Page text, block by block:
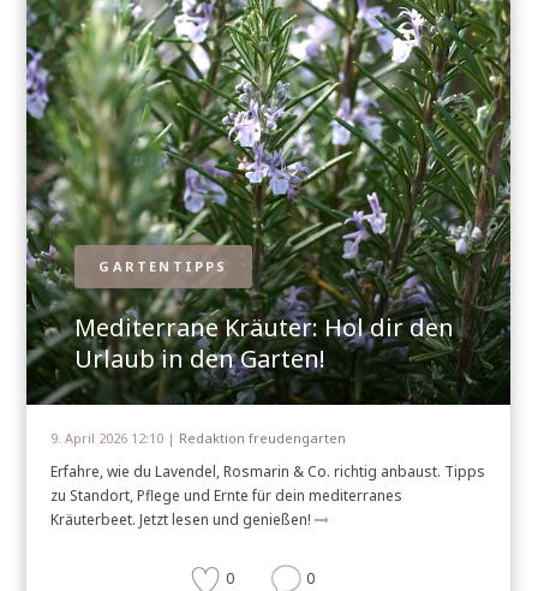
GARTENTIPPS
Mediterrane Kräuter: Hol dir den
Urlaub in den Garten!
9. April 2026 12:10 | Redaktion freudengarten
Erfahre, wie du Lavendel, Rosmarin & Co. richtig anbaust. Tipps
zu Standort, Pflege und Ernte für dein mediterranes
Kräuterbeet. Jetzt lesen und genießen!
0 0